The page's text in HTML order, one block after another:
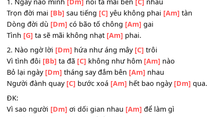
Style: -- | Tempo: 100 | Beat: 4/4
1. Ngày nào mình[Dm] nói ta mãi bên[C]
Trọn đời mai[Bb]sau tiếng[C]yêu không phai
Dòng đời dù[Dm] có bão tố chông[Am]gai
Tình[G]ta sẽ mãi không nhạt[Am]phai.
2. Nào ngờ lời[Dm]hứa như áng mây[C]trôi
Vì tình đôi [Bb]ta đã[C]không như hôm[Am]nào
Bỏ lại ngày
Người đành quay[C]bước xoá[Am]hết bao ngày